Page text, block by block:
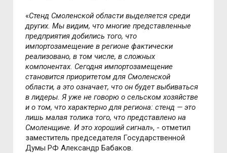
«Стенд Смоленской области выделяется среди
других. Мы видим, что многие представленные
предприятия добились того, что
импортозамещение в регионе фактически
реализовано, в том числе, в сложных
компонентах. Сегодня импортозамещение
становится приоритетом для Смоленской
области, а это означает, что он будет выбиваться
в лидеры. Я уже не говорю о сельском хозяйстве
и о том, что характерно для региона: стенд — это
лишь малая толика того, что представлено на
Смоленщине. И это хороший сигнал», - отметил
заместитель председателя Государственной
Думы РФ Александр Бабаков.